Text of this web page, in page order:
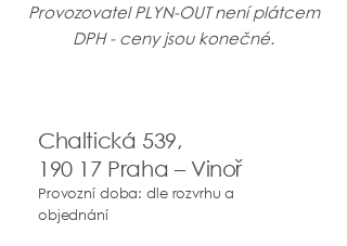
​​​Provozovatel PLYN-OUT není plátcem
DPH - ceny jsou konečné.
Chaltická 539,
190 17 Praha – Vinoř
Provozní doba: dle rozvrhu a
objednání